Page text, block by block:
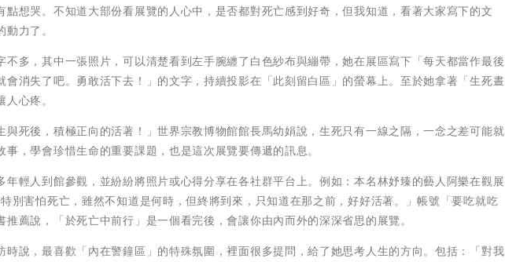
點想哭。不知道大部份看展覽的人心中，是否都對死亡感到好奇，但我知道，看著大家寫下的文
力了。
不多，其中一張照片，可以清楚看到左手腕纏了白色紗布與繃帶，她在展區寫下「每天都當作最後
會消失了吧。勇敢活下去！」的文字，持續投影在「此刻留白區」的螢幕上。至於她拿著「生死晝
心疼。
與死後，積極正向的活著！」世界宗教博物館館長馬幼娟說，生死只有一線之隔，一念之差可能就
，學會珍惜生命的重要課題，也是這次展覽要傳遞的訊息。
年輕人到館參觀，並紛紛將照片或心得分享在各社群平台上。例如：本名林妤臻的藝人阿樂在觀展
別害怕死亡，雖然不知道是何時，但終將到來，只知道在那之前，好好活著。」帳號「要吃就吃
薦說，「於死亡中前行」是一個看完後，會讓你由內而外的深深省思的展覽。
時說，最喜歡「內在警鐘區」的特殊氛圍，裡面很多提問，給了她思考人生的方向。包括：「對我